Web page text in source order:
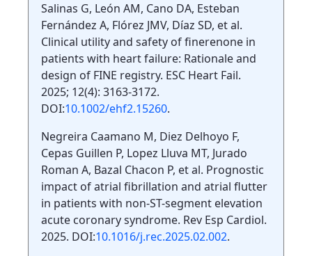
Salinas G, León AM, Cano DA, Esteban
Fernández A, Flórez JMV, Díaz SD, et al.
Clinical utility and safety of finerenone in
patients with heart failure: Rationale and
design of FINE registry. ESC Heart Fail.
2025; 12(4): 3163-3172.
DOI:10.1002/ehf2.15260.
Negreira Caamano M, Diez Delhoyo F,
Cepas Guillen P, Lopez Lluva MT, Jurado
Roman A, Bazal Chacon P, et al. Prognostic
impact of atrial fibrillation and atrial flutter
in patients with non-ST-segment elevation
acute coronary syndrome. Rev Esp Cardiol.
2025. DOI:10.1016/j.rec.2025.02.002.